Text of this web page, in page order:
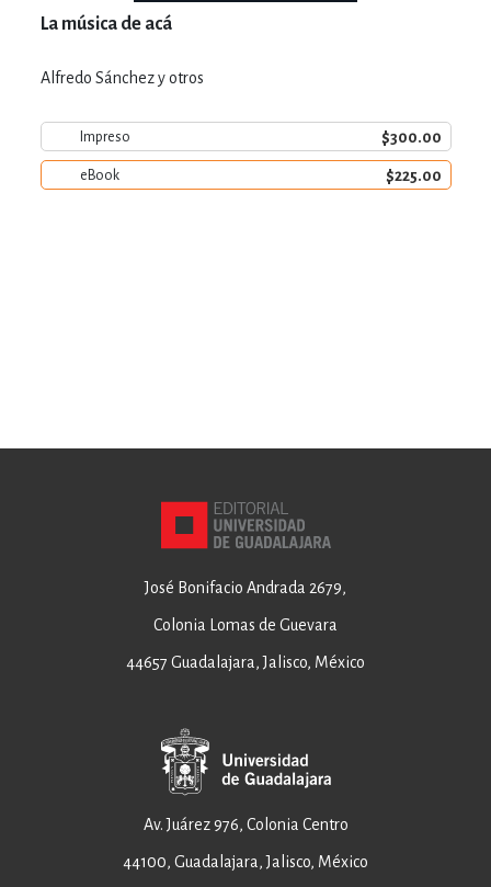
La música de acá
Alfredo Sánchez y otros
Impreso $300.00
eBook $225.00
José Bonifacio Andrada 2679,
Colonia Lomas de Guevara
44657 Guadalajara, Jalisco, México
Av. Juárez 976, Colonia Centro
44100, Guadalajara, Jalisco, México